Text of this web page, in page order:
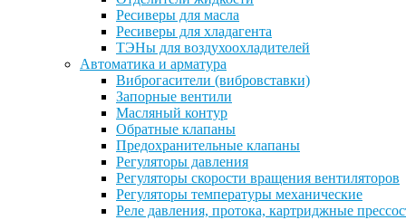
Ресиверы для масла
Ресиверы для хладагента
ТЭНы для воздухоохладителей
Автоматика и арматура
Виброгасители (вибровставки)
Запорные вентили
Масляный контур
Обратные клапаны
Предохранительные клапаны
Регуляторы давления
Регуляторы скорости вращения вентиляторов
Регуляторы температуры механические
Реле давления, протока, картриджные